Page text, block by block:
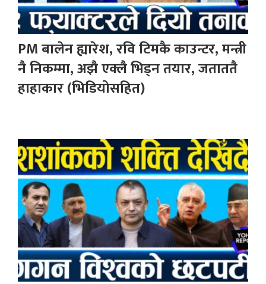
PM बालेन ह्यारेश, रवि टिमकै काउन्टर, मन्त्री
नै निकम्मा, अझै एक्लै भिड्न तयार, जताततै
हाहाकार (भिडियोसहित)